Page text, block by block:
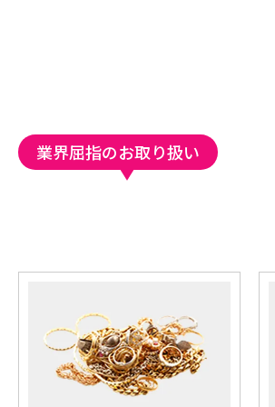
業界屈指のお取り扱い